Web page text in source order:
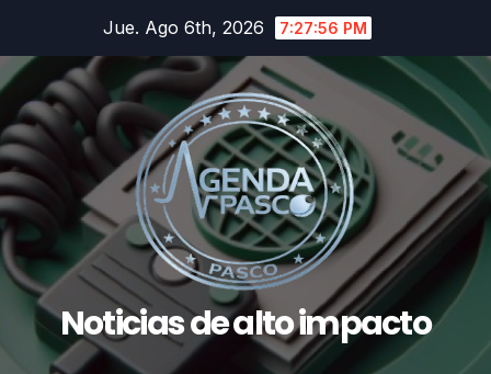
contenido
Jue. Ago 6th, 2026 7:27:57 PM
Noticias de alto impacto